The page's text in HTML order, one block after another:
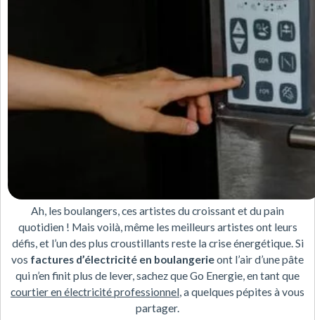
Ah, les boulangers, ces artistes du croissant et du pain
quotidien ! Mais voilà, même les meilleurs artistes ont leurs
défis, et l’un des plus croustillants reste la crise énergétique. Si
vos factures d’électricité en boulangerieont l’air d’une pâte
qui n’en finit plus de lever, sachez que Go Energie, en tant que
courtier en électricité professionnel, a quelques pépites à vous
partager.